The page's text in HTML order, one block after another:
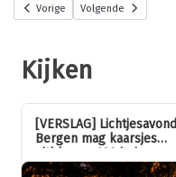
Vorige Volgende
Kijken
[VERSLAG] Lichtjesavond
Bergen mag kaarsjes
uitblazen: 100 jarig
jubileum!